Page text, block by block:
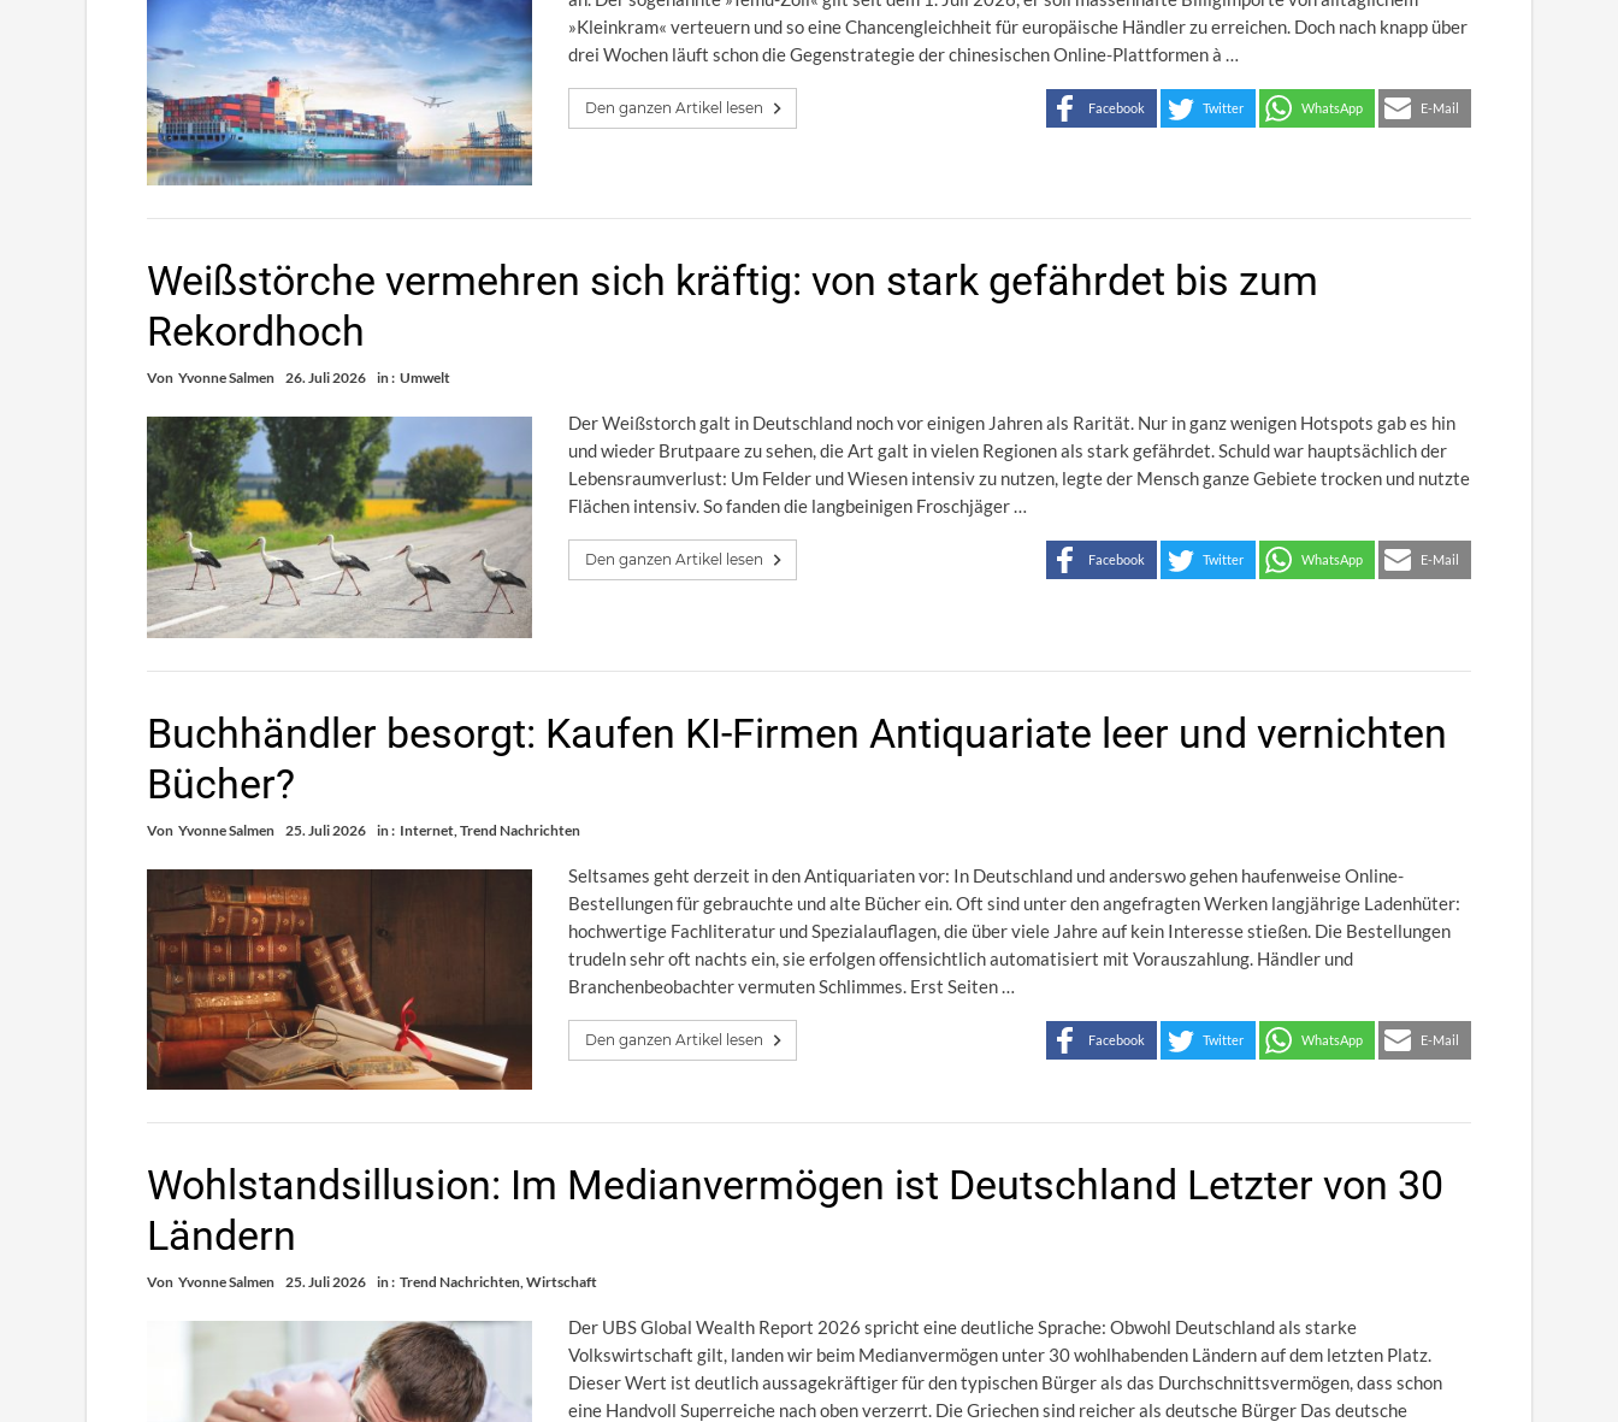
»Kleinkram« verteuern und so eine Chancengleichheit für europäische Händler zu erreichen. Doch nach knapp über
drei Wochen läuft schon die Gegenstrategie der chinesischen Online-Plattformen à …
Den ganzen Artikel lesen Facebook Twitter WhatsApp E-Mail
Weißstörche vermehren sich kräftig: von stark gefährdet bis zum
Rekordhoch
Von Yvonne Salmen 26. Juli 2026 in : Umwelt
Der Weißstorch galt in Deutschland noch vor einigen Jahren als Rarität. Nur in ganz wenigen Hotspots gab es hin
und wieder Brutpaare zu sehen, die Art galt in vielen Regionen als stark gefährdet. Schuld war hauptsächlich der
Lebensraumverlust: Um Felder und Wiesen intensiv zu nutzen, legte der Mensch ganze Gebiete trocken und nutzte
Flächen intensiv. So fanden die langbeinigen Froschjäger …
Den ganzen Artikel lesen Facebook Twitter WhatsApp E-Mail
Buchhändler besorgt: Kaufen KI-Firmen Antiquariate leer und vernichten
Bücher?
Von Yvonne Salmen 25. Juli 2026 in : Internet Trend Nachrichten
Seltsames geht derzeit in den Antiquariaten vor: In Deutschland und anderswo gehen haufenweise Online-
Bestellungen für gebrauchte und alte Bücher ein. Oft sind unter den angefragten Werken langjährige Ladenhüter:
hochwertige Fachliteratur und Spezialauflagen, die über viele Jahre auf kein Interesse stießen. Die Bestellungen
trudeln sehr oft nachts ein, sie erfolgen offensichtlich automatisiert mit Vorauszahlung. Händler und
Branchenbeobachter vermuten Schlimmes. Erst Seiten …
Den ganzen Artikel lesen Facebook Twitter WhatsApp E-Mail
Wohlstandsillusion: Im Medianvermögen ist Deutschland Letzter von 30
Ländern
Von Yvonne Salmen 25. Juli 2026 in : Trend Nachrichten Wirtschaft
Der UBS Global Wealth Report 2026 spricht eine deutliche Sprache: Obwohl Deutschland als starke
Volkswirtschaft gilt, landen wir beim Medianvermögen unter 30 wohlhabenden Ländern auf dem letzten Platz.
Dieser Wert ist deutlich aussagekräftiger für den typischen Bürger als das Durchschnittsvermögen, dass schon
eine Handvoll Superreiche nach oben verzerrt. Die Griechen sind reicher als deutsche Bürger Das deutsche